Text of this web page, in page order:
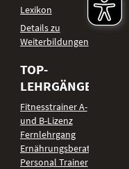
Lexikon
Details zu
Weiterbildungen
TOP-
LEHRGÄNGE
Fitnesstrainer A-
und B-Lizenz
Fernlehrgang
Ernährungsberater
Personal Trainer